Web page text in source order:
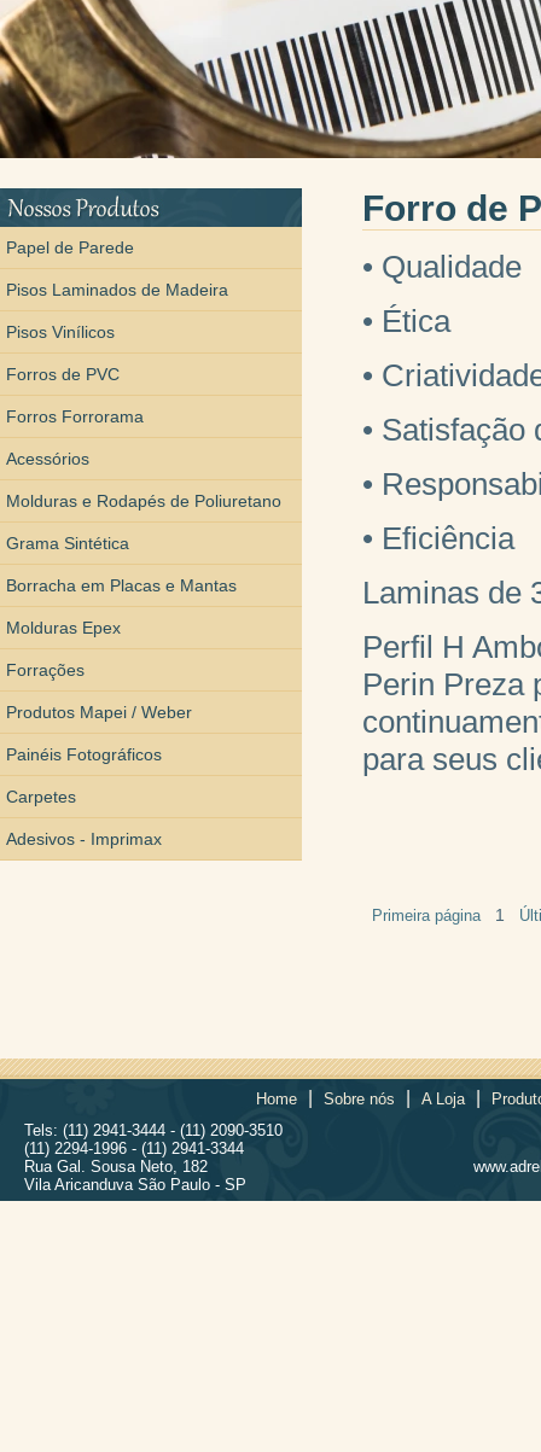
Papel de Parede
Pisos Laminados de Madeira
Pisos Vinílicos
Forros de PVC
Forros Forrorama
Acessórios
Molduras e Rodapés de Poliuretano
Grama Sintética
Borracha em Placas e Mantas
Molduras Epex
Forrações
Produtos Mapei / Weber
Painéis Fotográficos
Carpetes
Adesivos - Imprimax
Forro de
• Qualidade
• Ética
•
• Satisfação
•
• Eficiência
Laminas de
Perfil H
Perin Preza
para seus
Primeira página 1
Home Sobre nós A Loja
Tels: (11) 2941-3444 - (11) 2090-3510
(11) 2294-1996 - (11) 2941-3344
Rua Gal. Sousa Neto, 182
Vila Aricanduva São Paulo - SP